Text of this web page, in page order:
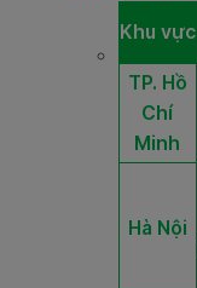
Khu vực
TP. Hồ
Chí
Minh
Hà Nội